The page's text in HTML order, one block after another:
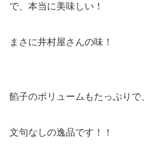
で、本当に美味しい！
まさに井村屋さんの味！
餡子のボリュームもたっぷりで
文句なしの逸品です！！